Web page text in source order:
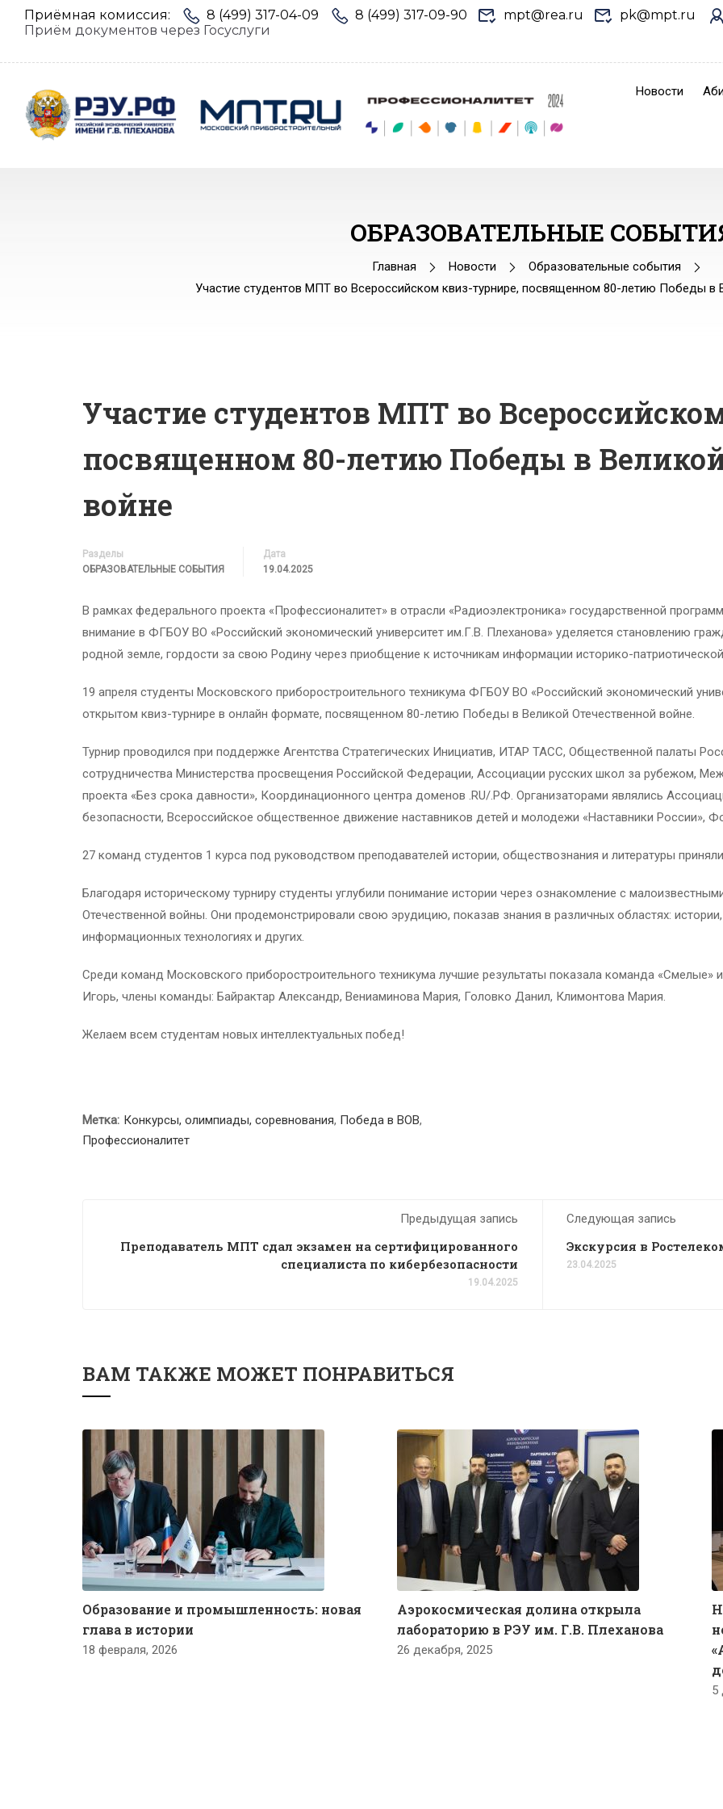
Приёмная комиссия: 8 (499) 317-04-09 8 (499) 317-09-90 mpt@rea.ru
pk@mpt.ru
Приём документов через Госуслуги
Новости
ОБРАЗОВАТЕЛЬНЫЕ
Главная Новости
Образовательные события
Участие студентов МПТ во Всероссийском квиз-турнире, посвященном 80-летию Победы в
Участие студентов МПТ во
посвященном 80-летию Победы в
войне
Разделы
ОБРАЗОВАТЕЛЬНЫЕ СОБЫТИЯ
Дата
19.04.2025
В рамках федерального проекта «Профессионалитет» в отрасли «Радиоэлектроника» государственной
внимание в ФГБОУ ВО «Российский экономический университет им.Г.В. Плеханова» уделяется становлению
родной земле, гордости за свою Родину через приобщение к источникам информации историко-
19 апреля студенты Московского приборостроительного техникума ФГБОУ ВО «Российский экономический
открытом квиз-турнире в онлайн формате, посвященном 80-летию Победы в Великой Отечественной войне.
Турнир проводился при поддержке Агентства Стратегических Инициатив, ИТАР ТАСС, Общественной палаты
сотрудничества Министерства просвещения Российской Федерации, Ассоциации русских школ за рубежом,
проекта «Без срока давности», Координационного центра доменов .RU/.РФ. Организаторами являлись
безопасности, Всероссийское общественное движение наставников детей и молодежи «Наставники России»,
27 команд студентов 1 курса под руководством преподавателей истории, обществознания и литературы
Благодаря историческому турниру студенты углубили понимание истории через ознакомление с
Отечественной войны. Они продемонстрировали свою эрудицию, показав знания в различных областях:
информационных технологиях и других.
Среди команд Московского приборостроительного техникума лучшие результаты показала команда
Игорь, члены команды: Байрактар Александр, Вениаминова Мария, Головко Данил, Климонтова Мария.
Желаем всем студентам новых интеллектуальных побед!
Метка: Конкурсы, олимпиады, соревнования, Победа в ВОВ,
Профессионалитет
Предыдущая запись
Преподаватель МПТ сдал экзамен на сертифицированного
специалиста по кибербезопасности
19.04.2025
Следующая запись
Экскурсия в
23.04.2025
ВАМ ТАКЖЕ МОЖЕТ ПОНРАВИТЬСЯ
Образование и промышленность: новая
глава в истории
18 февраля, 2026
Аэрокосмическая долина открыла
лабораторию в РЭУ им. Г.В. Плеханова
26 декабря, 2025
5